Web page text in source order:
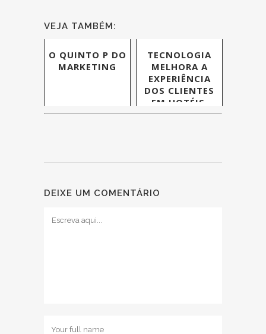
VEJA TAMBÉM:
O QUINTO P DO
MARKETING
TECNOLOGIA
MELHORA A
EXPERIÊNCIA
DOS CLIENTES
EM HOTÉIS,
AFIRMA
DEIXE UM COMENTÁRIO